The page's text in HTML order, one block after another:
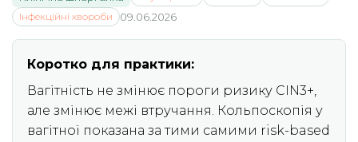
Інфекційні хвороби
09.06.2026
Коротко для практики:
Вагітність не змінює пороги ризику CIN3+,
але змінює межі втручання. Кольпоскопія у
вагітної показана за тими самими risk-based